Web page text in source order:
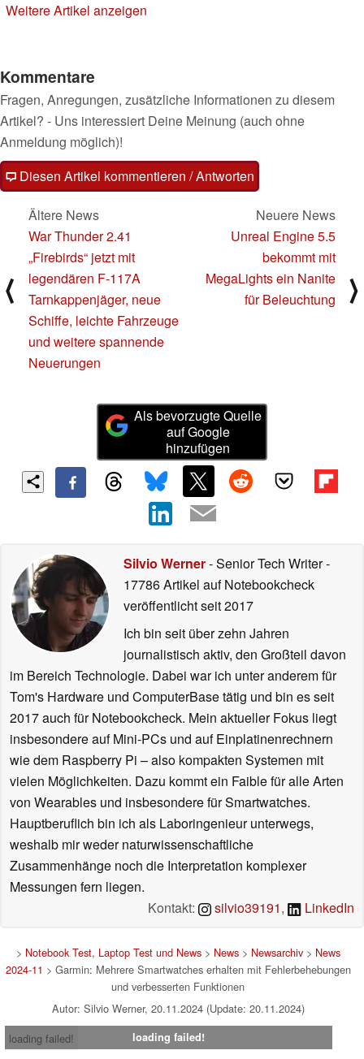
Weitere Artikel anzeigen
Kommentare
Fragen, Anregungen, zusätzliche Informationen zu diesem
Artikel? - Uns interessiert Deine Meinung (auch ohne
Anmeldung möglich)!
Diesen Artikel kommentieren / Antworten
⟨
Ältere News
War Thunder 2.41
„Firebirds“ jetzt mit
legendären F-117A
Tarnkappenjäger, neue
Schiffe, leichte Fahrzeuge
und weitere spannende
Neuerungen
Neuere News
Unreal Engine 5.5
bekommt mit
MegaLights ein Nanite
für Beleuchtung
⟩
Als bevorzugte Quelle
auf Google
hinzufügen
Silvio Werner- Senior Tech Writer-
17786 Artikel auf Notebookcheck
veröffentlichtseit 2017
Ich bin seit über zehn Jahren
journalistisch aktiv, den Großteil davon
im Bereich Technologie. Dabei war ich unter anderem für
Tom's Hardware und ComputerBase tätig und bin es seit
2017 auch für Notebookcheck. Mein aktueller Fokus liegt
insbesondere auf Mini-PCs und auf Einplatinenrechnern
wie dem Raspberry Pi – also kompakten Systemen mit
vielen Möglichkeiten. Dazu kommt ein Faible für alle Arten
von Wearables und insbesondere für Smartwatches.
Hauptberuflich bin ich als Laboringenieur unterwegs,
weshalb mir weder naturwissenschaftliche
Zusammenhänge noch die Interpretation komplexer
Messungen fern liegen.
Kontakt:
silvio39191, LinkedIn
> Notebook Test, Laptop Test und News> News> Newsarchiv> News
2024-11 > Garmin: Mehrere Smartwatches erhalten mit Fehlerbehebungen
und verbesserten Funktionen
Autor: Silvio Werner, 20.11.2024 (Update: 20.11.2024)
loading failed!
loading failed!